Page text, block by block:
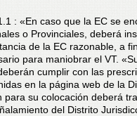
: «En caso que la EC se
o Provinciales, deberá
de la EC razonable, a
para maniobrar el VT.
cumplir con las
en la página web de la
para su colocación deberá
del Distrito